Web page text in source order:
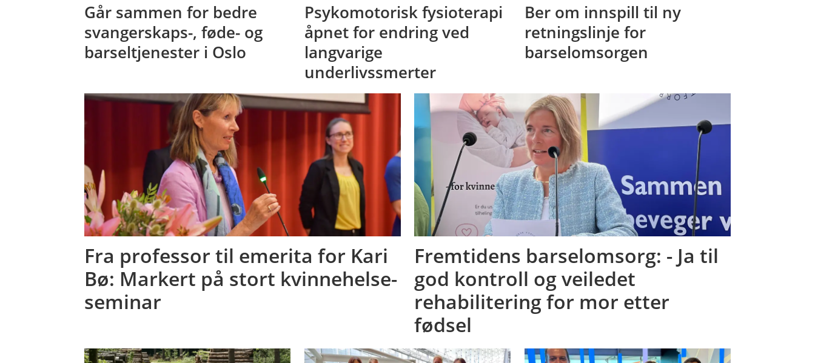
Går sammen for bedre
svangerskaps-, føde- og
barseltjenester i Oslo
Psykomotorisk fysioterapi
åpnet for endring ved
langvarige
underlivssmerter
Ber om innspill til ny
retningslinje for
barselomsorgen
Fra professor til emerita for Kari
Bø: Markert på stort kvinnehelse-
seminar
Fremtidens barselomsorg: - Ja til
god kontroll og veiledet
rehabilitering for mor etter
fødsel